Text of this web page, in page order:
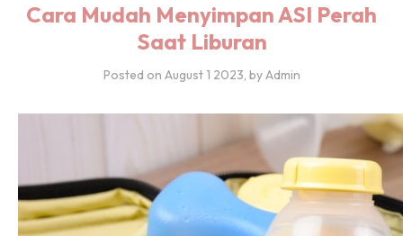
Cara Mudah Menyimpan ASI Perah
Saat Liburan
Posted on August 1 2023, by Admin